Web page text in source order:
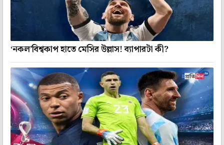
‘নকল’বিশ্বকাপ হাতে মেসির উল্লাস! ব্যাপারটা কী?